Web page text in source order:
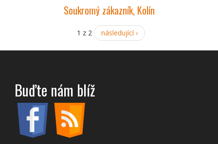
Soukromý zákazník, Kolín
1 z 2 následující ›
Buďte nám blíž